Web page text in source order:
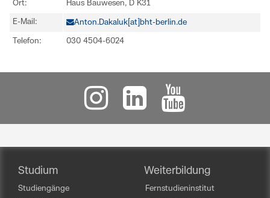
Ort: Haus Bauwesen, D K31
E-Mail: Anton.Dakaluk[at]bht-berlin.de
Telefon: 030 4504-6024
Studium
Studiengänge
Weiterbildung
Fernstudieninstitut